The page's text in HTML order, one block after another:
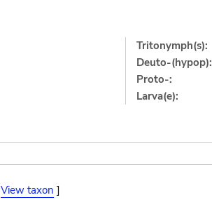
Tritonymph(s):
Deuto-(hypop):
Proto-:
Larva(e):
View taxon ]